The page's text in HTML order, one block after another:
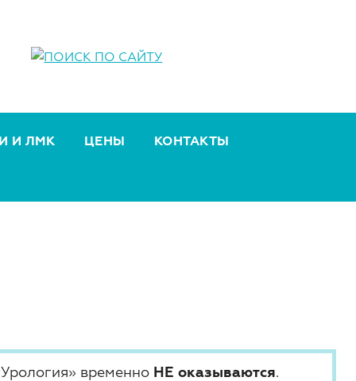
И ЛМК ЦЕНЫ КОНТАКТЫ
временно НЕ оказываются.